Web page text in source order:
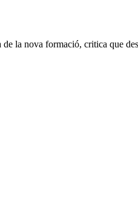
la nova formació, critica que